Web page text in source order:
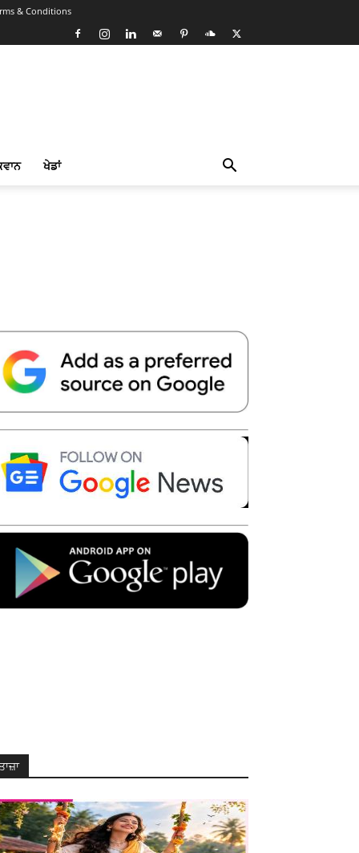
& Conditions
ਖੇਡਾਂ
Telegram Copy URL